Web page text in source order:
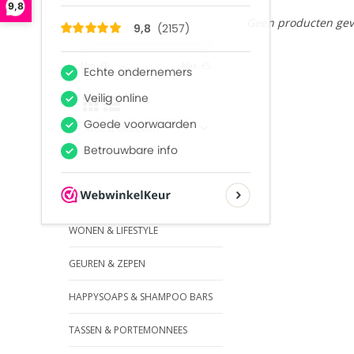
9,8
Min: €0
SERVIES
WONEN & LIFESTYLE
GEUREN & ZEPEN
HAPPYSOAPS & SHAMPOO BARS
TASSEN & PORTEMONNEES
Geen producten